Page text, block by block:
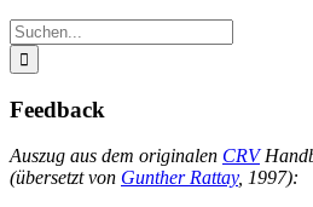
Suche
nach:
Feedback
Auszug aus dem originalen CRV
(übersetzt von Gunther Rattay, 1997):